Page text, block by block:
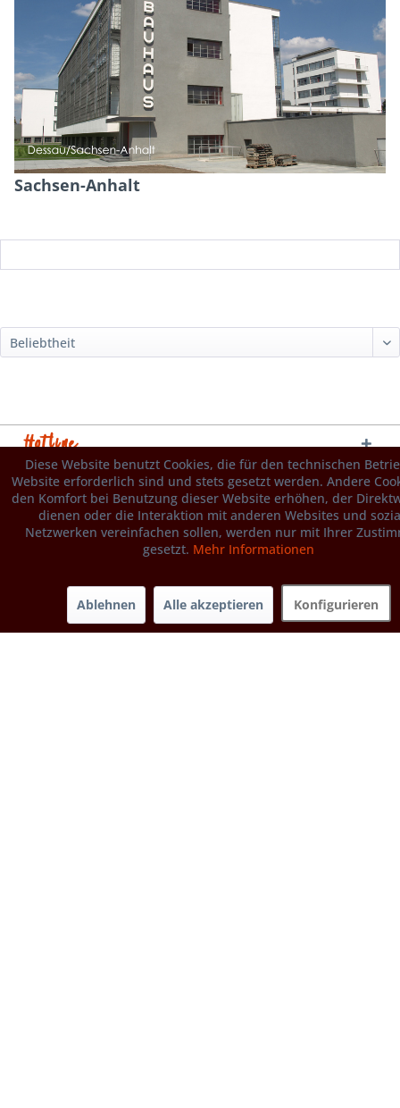
Sachsen-Anhalt
Hotline
Service
Informationen
Diese Website benutzt Cookies, die für den technischen
Website erforderlich sind und stets gesetzt werden. Andere
den Komfort bei Benutzung dieser Website erhöhen, der
dienen oder die Interaktion mit anderen Websites und
Netzwerken vereinfachen sollen, werden nur mit Ihrer
gesetzt. Mehr Informationen
Ablehnen Alle akzeptieren Konfigurieren